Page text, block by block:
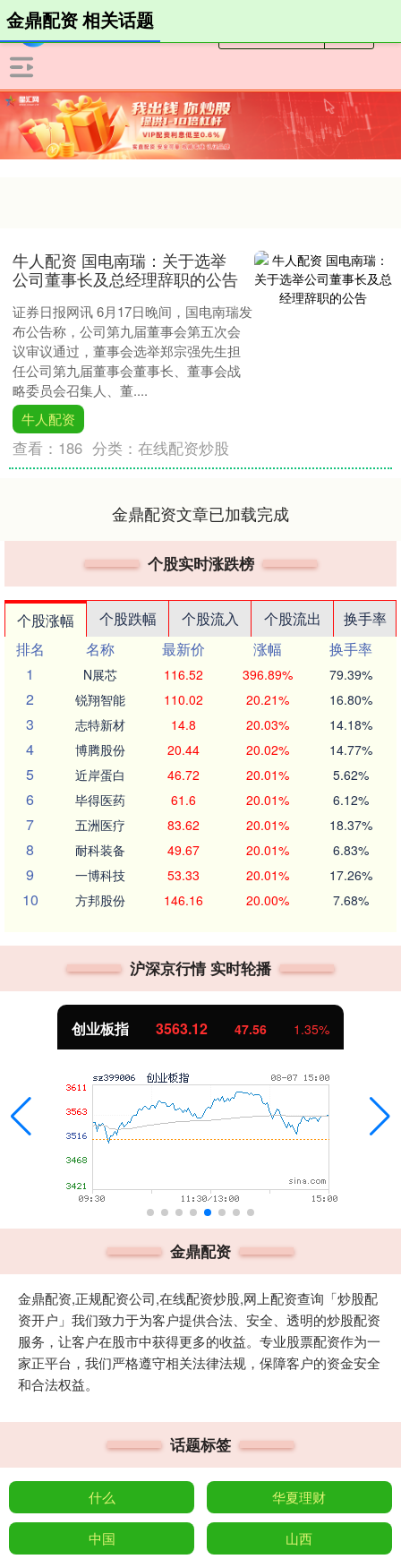
金鼎配资 相关话题
牛人配资 国电南瑞：关于选举
公司董事长及总经理辞职的公告
证券日报网讯 6月17日晚间，国电南瑞发
布公告称，公司第九届董事会第五次会
议审议通过，董事会选举郑宗强先生担
任公司第九届董事会董事长、董事会战
略委员会召集人、董....
牛人配资
查看： 186 分类：在线配资炒股
金鼎配资文章已加载完成
个股实时涨跌榜
个股涨幅 个股跌幅 个股流入 个股流出
换手率
排名
名称 最新价 涨幅
换手率
1
N展芯 116.52 396.89% 79.39%
2 锐翔智能 110.02 20.21% 16.80%
3 志特新材 14.8 20.03% 14.18%
4 博腾股份 20.44 20.02% 14.77%
5 近岸蛋白 46.72 20.01% 5.62%
6 毕得医药 61.6 20.01% 6.12%
7 五洲医疗 83.62 20.01% 18.37%
8 耐科装备 49.67 20.01% 6.83%
9 一博科技 53.33 20.01% 17.26%
10 方邦股份 146.16 20.00% 7.68%
沪深京行情 实时轮播
创业板指 3563.12 47.56 1.35%
金鼎配资
金鼎配资,正规配资公司,在线配资炒股,网上配资查询「炒股配
资开户」我们致力于为客户提供合法、安全、透明的炒股配资
服务，让客户在股市中获得更多的收益。专业股票配资作为一
家正平台，我们严格遵守相关法律法规，保障客户的资金安全
和合法权益。
话题标签
什么 华夏理财
中国 山西